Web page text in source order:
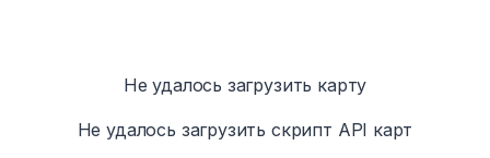
Не удалось загрузить карту
Не удалось загрузить скрипт API карт